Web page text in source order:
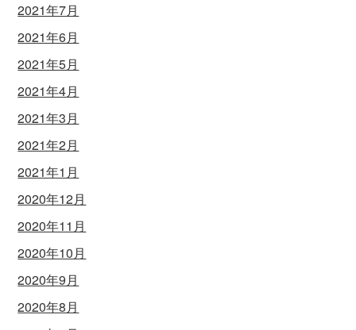
2021年7月
2021年6月
2021年5月
2021年4月
2021年3月
2021年2月
2021年1月
2020年12月
2020年11月
2020年10月
2020年9月
2020年8月